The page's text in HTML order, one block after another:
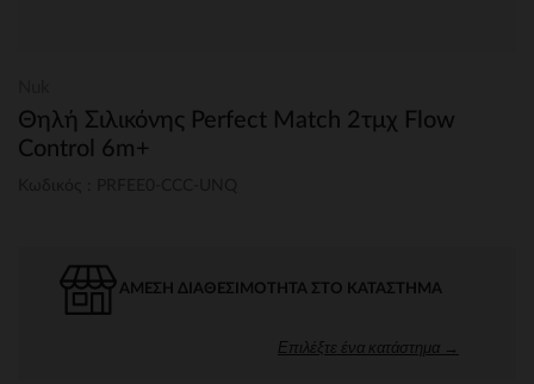
Θηλή Σιλικόνης Perfect Match 2τμχ Flow
Control 6m+
ΆΜΕΣΗ ΔΙΑΘΕΣΙΜΌΤΗΤΑ ΣΤΟ ΚΑΤΆΣΤΗΜΑ
Επιλέξτε ένα κατάστημα →